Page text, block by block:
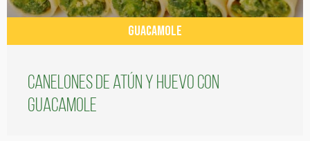
GUACAMOLE
Canelones de atún y huevo con
guacamole